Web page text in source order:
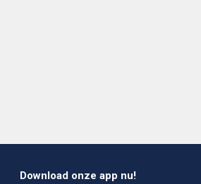
Download onze app nu!